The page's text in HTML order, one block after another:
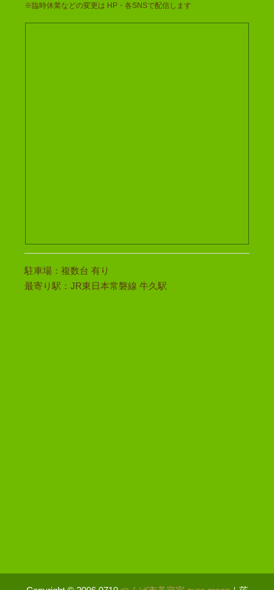
※臨時休業などの変更は HP・各SNSで配信します
駐車場：複数台 有り
最寄り駅：JR東日本常磐線 牛久駅